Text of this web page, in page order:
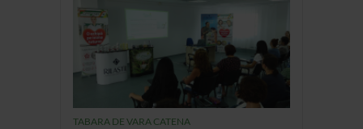
TABARA DE VARA CATENA